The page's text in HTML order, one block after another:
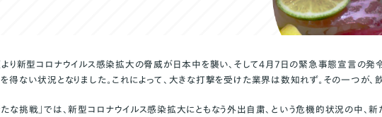
り新型コロナウイルス感染拡大の脅威が日本中を襲い、そして4月7日の緊急事態宣言の発
得ない状況となりました。これによって、大きな打撃を受けた業界は数知れず。その一つが、
な挑戦」では、新型コロナウイルス感染拡大にともなう外出自粛、という危機的状況の中、